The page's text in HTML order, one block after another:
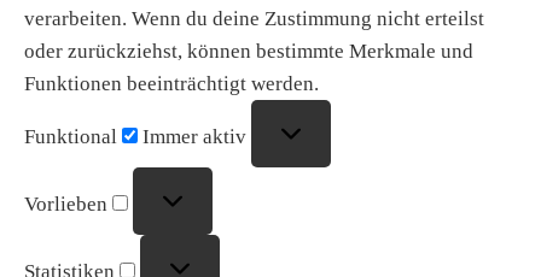
verarbeiten. Wenn du deine Zustimmung nicht erteilst
oder zurückziehst, können bestimmte Merkmale und
Funktionen beeinträchtigt werden.
Funktional
Immer aktiv
Vorlieben
Statistiken